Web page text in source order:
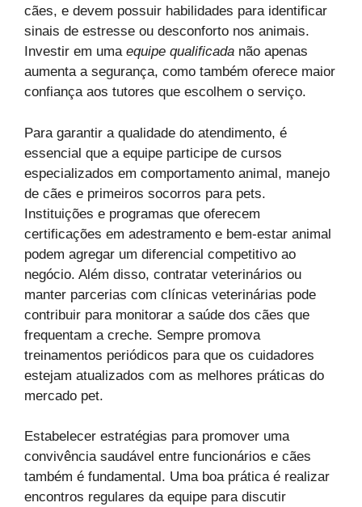
cães, e devem possuir habilidades para identificar
sinais de estresse ou desconforto nos animais.
Investir em uma equipe qualificada não apenas
aumenta a segurança, como também oferece maior
confiança aos tutores que escolhem o serviço.
Para garantir a qualidade do atendimento, é
essencial que a equipe participe de cursos
especializados em comportamento animal, manejo
de cães e primeiros socorros para pets.
Instituições e programas que oferecem
certificações em adestramento e bem-estar animal
podem agregar um diferencial competitivo ao
negócio. Além disso, contratar veterinários ou
manter parcerias com clínicas veterinárias pode
contribuir para monitorar a saúde dos cães que
frequentam a creche. Sempre promova
treinamentos periódicos para que os cuidadores
estejam atualizados com as melhores práticas do
mercado pet.
Estabelecer estratégias para promover uma
convivência saudável entre funcionários e cães
também é fundamental. Uma boa prática é realizar
encontros regulares da equipe para discutir